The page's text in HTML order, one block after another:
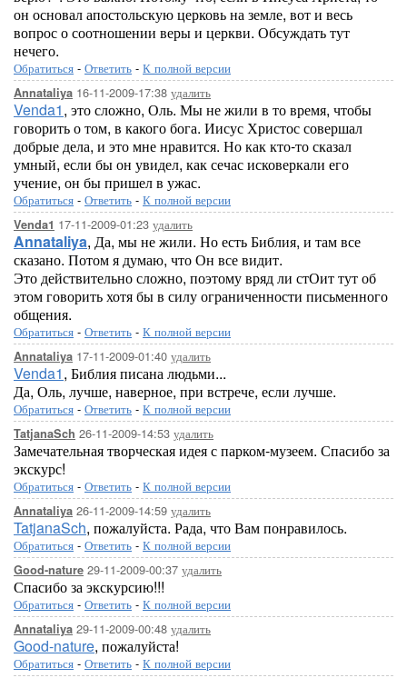
он основал апостольскую церковь на земле, вот и весь
вопрос о соотношении веры и церкви. Обсуждать тут
нечего.
Обратиться - Ответить - К полной версии
Annataliya 16-11-2009-17:38 удалить
Venda1, это сложно, Оль. Мы не жили в то время, чтобы
говорить о том, в какого бога. Иисус Христос совершал
добрые дела, и это мне нравится. Но как кто-то сказал
умный, если бы он увидел, как сечас исковеркали его
учение, он бы пришел в ужас.
Обратиться - Ответить - К полной версии
Venda1 17-11-2009-01:23 удалить
Annataliya, Да, мы не жили. Но есть Библия, и там все
сказано. Потом я думаю, что Он все видит.
Это действительно сложно, поэтому вряд ли стОит тут об
этом говорить хотя бы в силу ограниченности письменного
общения.
Обратиться - Ответить - К полной версии
Annataliya 17-11-2009-01:40 удалить
Venda1, Библия писана людьми...
Да, Оль, лучше, наверное, при встрече, если лучше.
Обратиться - Ответить - К полной версии
TatjanaSch 26-11-2009-14:53 удалить
Замечательная творческая идея с парком-музеем. Спасибо за
экскурс!
Обратиться - Ответить - К полной версии
Annataliya 26-11-2009-14:59 удалить
TatjanaSch, пожалуйста. Рада, что Вам понравилось.
Обратиться - Ответить - К полной версии
Good-nature 29-11-2009-00:37 удалить
Спасибо за экскурсию!!!
Обратиться - Ответить - К полной версии
Annataliya 29-11-2009-00:48 удалить
Good-nature, пожалуйста!
Обратиться - Ответить - К полной версии